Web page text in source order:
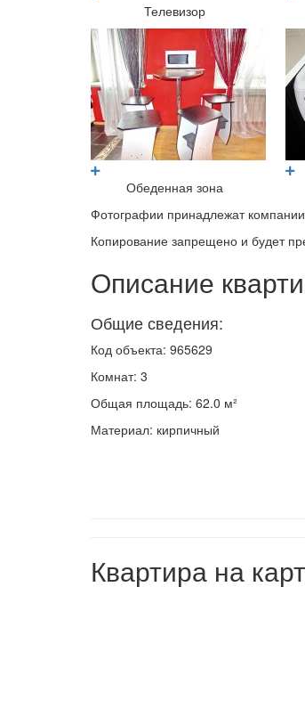
Телевизор
Обеденная зона
Фотографии принадлежат
Копирование запрещено и будет
Описание
Общие сведения:
Код объекта: 965629
Комнат: 3
Общая площадь: 62.0 м²
Материал: кирпичный
Квартира на